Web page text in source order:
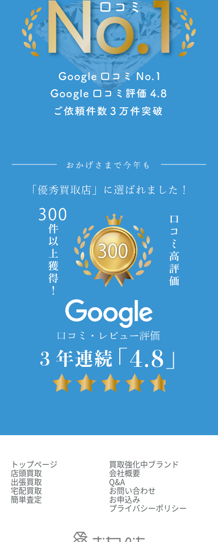
トップページ
店頭買取
出張買取
宅配買取
簡単査定
買取強化中ブランド
会社概要
Q&A
お問い合わせ
お申込み
プライバシーポリシー